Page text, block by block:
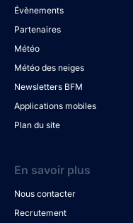
Évènements
Partenaires
Météo
Météo des neiges
Newsletters BFM
Applications mobiles
Plan du site
En savoir plus
Nous contacter
Recrutement